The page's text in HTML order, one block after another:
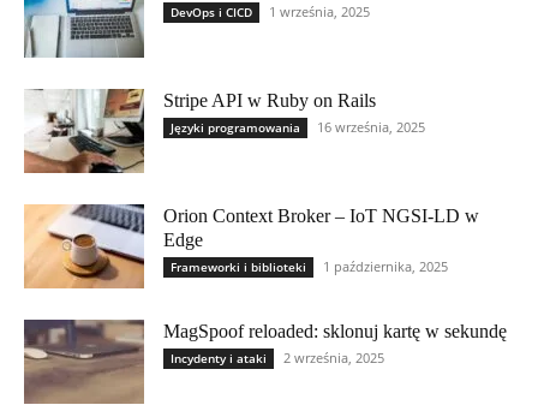
DevOps i CICD 1 września, 2025
Stripe API w Ruby on Rails
Języki programowania 16 września, 2025
Orion Context Broker – IoT NGSI-LD w
Edge
Frameworki i biblioteki 1 października, 2025
MagSpoof reloaded: sklonuj kartę w sekundę
Incydenty i ataki 2 września, 2025